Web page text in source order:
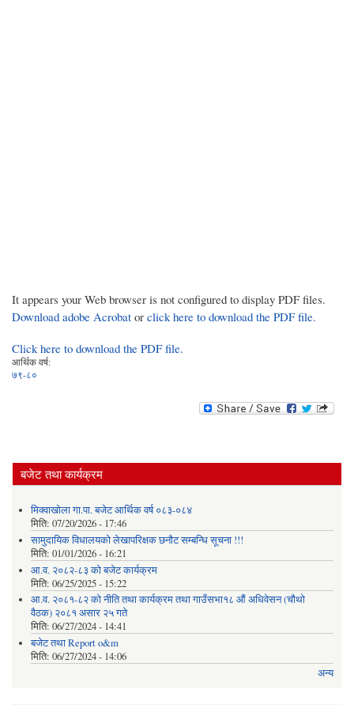
It appears your Web browser is not configured to display PDF files.
Download adobe Acrobat or click here to download the PDF file.
Click here to download the PDF file.
आर्थिक वर्ष:
७९-८०
बजेट तथा कार्यक्रम
मिक्वाखोला गा.पा. बजेट आर्थिक वर्ष ०८३-०८४
मिति: 07/20/2026 - 17:46
सामुदायिक विधालयको लेखापरिक्षक छनौट सम्बन्धि सूचना !!!
मिति: 01/01/2026 - 16:21
आ.व. २०८२-८३ को बजेट कार्यक्रम
मिति: 06/25/2025 - 15:22
आ.व. २०८१-८२ को नीति तथा कार्यक्रम तथा गाउँसभा१८ औं अधिवेसन (चौथो
वैठक) २०८१ असार २५ गते
मिति: 06/27/2024 - 14:41
बजेट तथा Report o&m
मिति: 06/27/2024 - 14:06
अन्य